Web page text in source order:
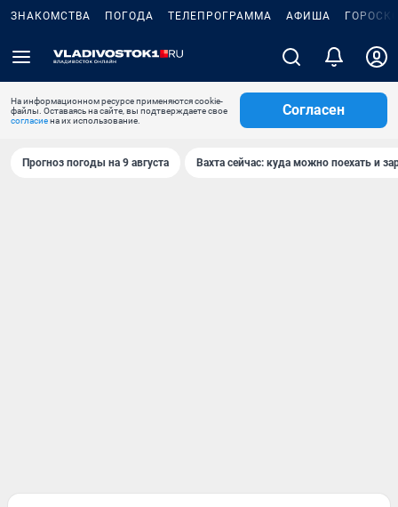
ЗНАКОМСТВА ПОГОДА ТЕЛЕПРОГРАММА АФИША
На информационном ресурсе применяются cookie-
файлы. Оставаясь на сайте, вы подтверждаете свое
согласиена их использование.
Согласен
Прогноз погоды на 9 августа Вахта сейчас: куда можно поехать и